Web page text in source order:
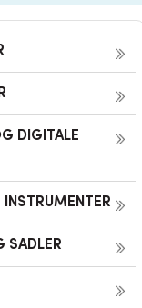
DIGITALE
INSTRUMENTER
SADLER